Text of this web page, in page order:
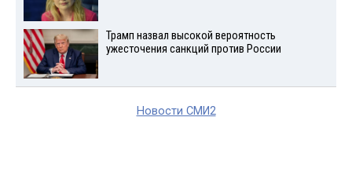
Трамп назвал высокой вероятность
ужесточения санкций против России
Новости СМИ2